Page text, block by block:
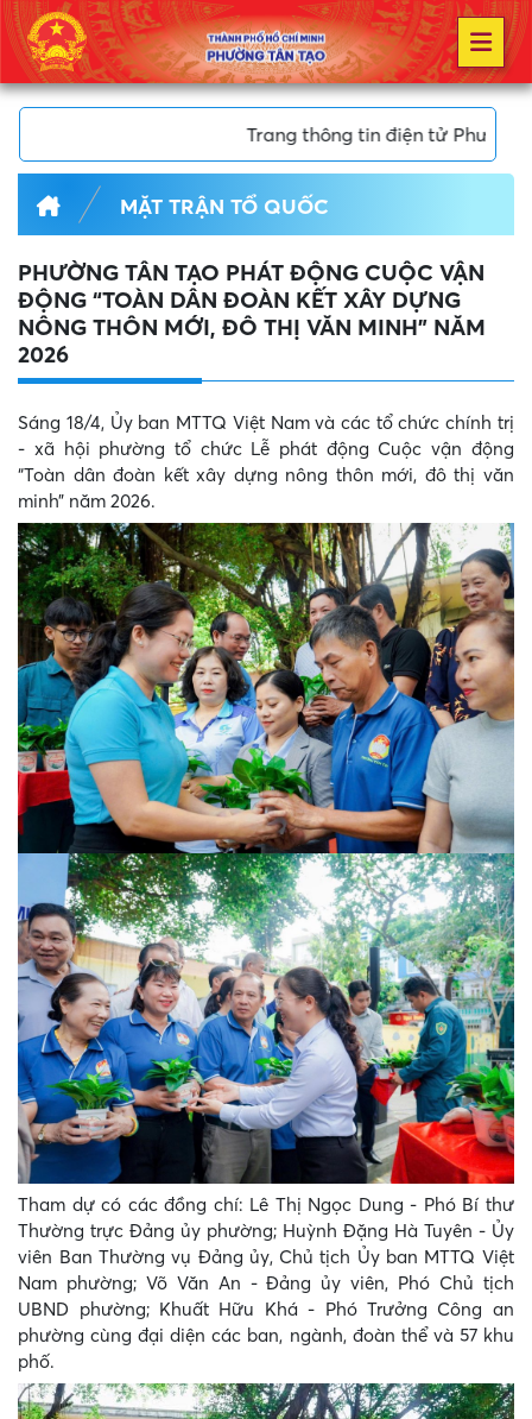
Trang thông tin điện tử Phường Tân Tạo, Thành
MẶT TRẬN TỔ QUỐC
PHƯỜNG TÂN TẠO PHÁT ĐỘNG CUỘC VẬN
ĐỘNG “TOÀN DÂN ĐOÀN KẾT XÂY DỰNG
NÔNG THÔN MỚI, ĐÔ THỊ VĂN MINH” NĂM
2026
Sáng 18/4, Ủy ban MTTQ Việt Nam và các tổ chức chính trị
- xã hội phường tổ chức Lễ phát động Cuộc vận động
“Toàn dân đoàn kết xây dựng nông thôn mới, đô thị văn
minh” năm 2026.
Tham dự có các đồng chí: Lê Thị Ngọc Dung - Phó Bí thư
Thường trực Đảng ủy phường; Huỳnh Đặng Hà Tuyên - Ủy
viên Ban Thường vụ Đảng ủy, Chủ tịch Ủy ban MTTQ Việt
Nam phường; Võ Văn An - Đảng ủy viên, Phó Chủ tịch
UBND phường; Khuất Hữu Khá - Phó Trưởng Công an
phường cùng đại diện các ban, ngành, đoàn thể và 57 khu
phố.